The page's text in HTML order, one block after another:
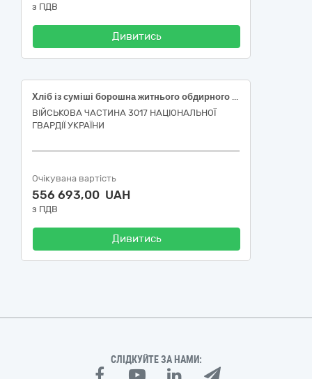
з ПДВ
Дивитись
Хліб із суміші борошна житнього обдирного і пшеничного 1 ґатунку
ВІЙСЬКОВА ЧАСТИНА 3017 НАЦІОНАЛЬНОЇ
ГВАРДІЇ УКРАЇНИ
Очікувана вартість
556 693,00 UAH
з ПДВ
Дивитись
СЛІДКУЙТЕ ЗА НАМИ: